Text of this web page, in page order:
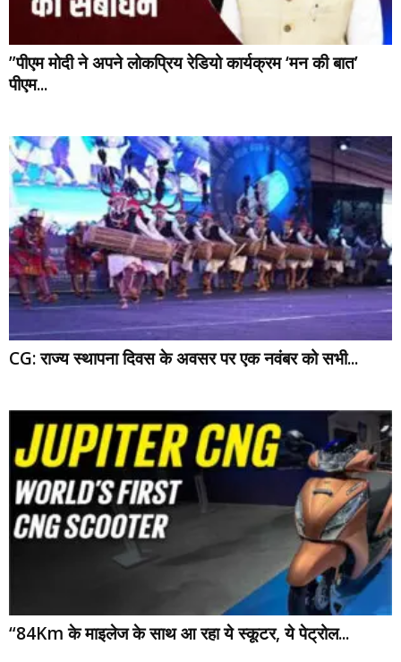
”पीएम मोदी ने अपने लोकप्रिय रेडियो कार्यक्रम ‘मन की बात’
पीएम...
CG: राज्य स्थापना दिवस के अवसर पर एक नवंबर को सभी...
“84Km के माइलेज के साथ आ रहा ये स्कूटर, ये पेट्रोल...